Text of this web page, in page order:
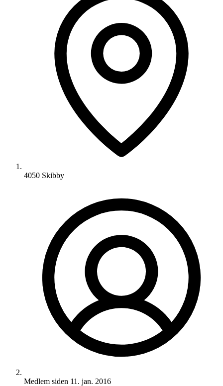
4050 Skibby
Medlem siden 11. jan. 2016